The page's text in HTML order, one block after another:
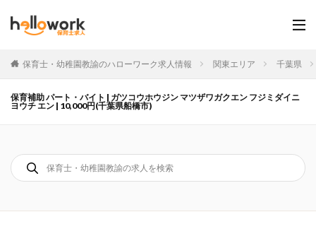
保育士・幼稚園教諭のハローワーク求人情報 関東エリア 千葉県
保育補助 パート・バイト | ガツコウホウジン マツザワガクエン フジミダイニ
ヨウチ エン | 10,000円(千葉県船橋市)